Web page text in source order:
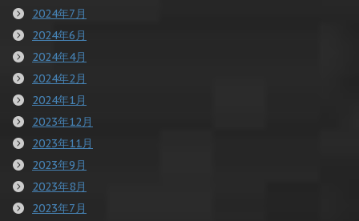
2024年7月
2024年6月
2024年4月
2024年2月
2024年1月
2023年12月
2023年11月
2023年9月
2023年8月
2023年7月